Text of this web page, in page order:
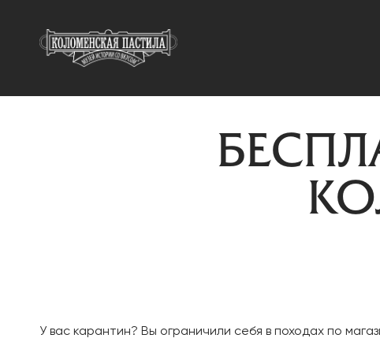
У вас карантин? Вы ограничили себя в походах по